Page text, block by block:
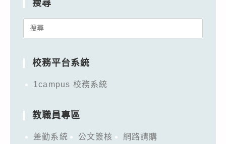
搜尋
Search
校務平台系統
1campus 校務系統
教職員專區
差勤系統 公文簽核
網路請購